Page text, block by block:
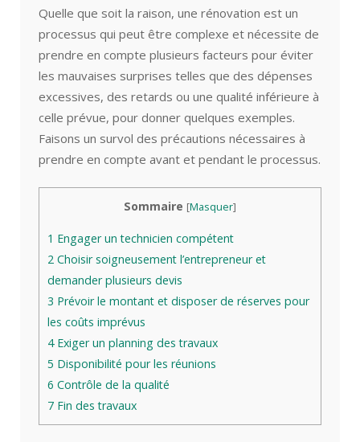
Quelle que soit la raison, une rénovation est un
processus qui peut être complexe et nécessite de
prendre en compte plusieurs facteurs pour éviter
les mauvaises surprises telles que des dépenses
excessives, des retards ou une qualité inférieure à
celle prévue, pour donner quelques exemples.
Faisons un survol des précautions nécessaires à
prendre en compte avant et pendant le processus.
Sommaire [Masquer]
1 Engager un technicien compétent
2 Choisir soigneusement l’entrepreneur et
demander plusieurs devis
3 Prévoir le montant et disposer de réserves pour
les coûts imprévus
4Exiger un planning des travaux
5 Disponibilité pour les réunions
6 Contrôle de la qualité
7 Fin des travaux